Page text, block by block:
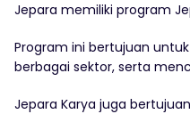
Jepara memiliki program
Program ini bertujuan
berbagai sektor, serta
Jepara Karya juga